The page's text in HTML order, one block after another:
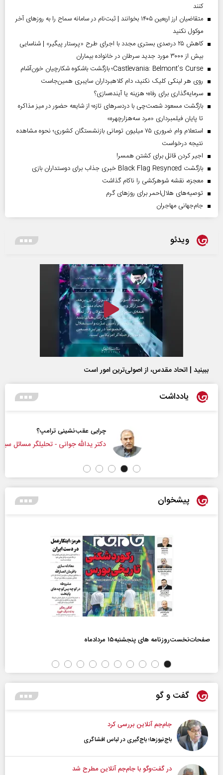
کنند
متقاضیان ارز اربعین ۱۴۰۵ بخوانند | ثبت‌نام در سامانه سماح را به روز‌های آخر
موکول نکنید
کاهش ۲۵ درصدی بستری مجدد با اجرای طرح «پرستار پیگیر» | شناسایی
بیش از ۳۰۰۰ مورد جدید سرطان در خانواده بیماران
Castlevania: Belmont’s Curse؛ بازگشت باشکوه شکارچیان خون‌آشام
روی هر لینکی کلیک نکنید، دام کلاهبرداران سایبری همین‌جاست
سرمایه‌گذاری برای رفاه؛ هزینه یا آینده‌سازی؟
بازگشت مسعود شصت‌چی با دردسر‌های تازه؛ از شایعه حضور در میز مذاکره
تا پایان فیلمبرداری «مرد سه‌هزارچهره»
استعلام وام ضروری ۷۵ میلیون تومانی بازنشستگان کشوری؛ نحوه مشاهده
نتیجه درخواست
اجیر کردن قاتل برای کشتن همسر!
بازگشت Black Flag Resynced خبری جذاب برای دوستداران بازی
معجزه، نقشه شوهرکشی را ناکام گذاشت
توصیه‌های هلال‌احمر برای روز‌های گرم
جام‌جهانی مهاجران
ویدئو
ببینید | اتحاد مقدس، از اصولی‌ترین امور است
یادداشت
چرایی عقب‌نشینی ترامپ؟
دکتر یدالله جوانی - تحلیلگر مسائل سیاسی
پیشخوان
صفحات‌نخست‌روزنامه ها‌ی پنجشنبه‌۱۵ مردادماه
گفت و گو
جام‌جم آنلاین بررسی کرد
باج‌نیوزها؛ باج‌گیری در لباس افشاگری
در گفت‌و‌گو با جام‌جم آنلاین مطرح شد